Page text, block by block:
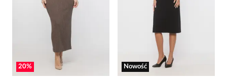
20% Nowość